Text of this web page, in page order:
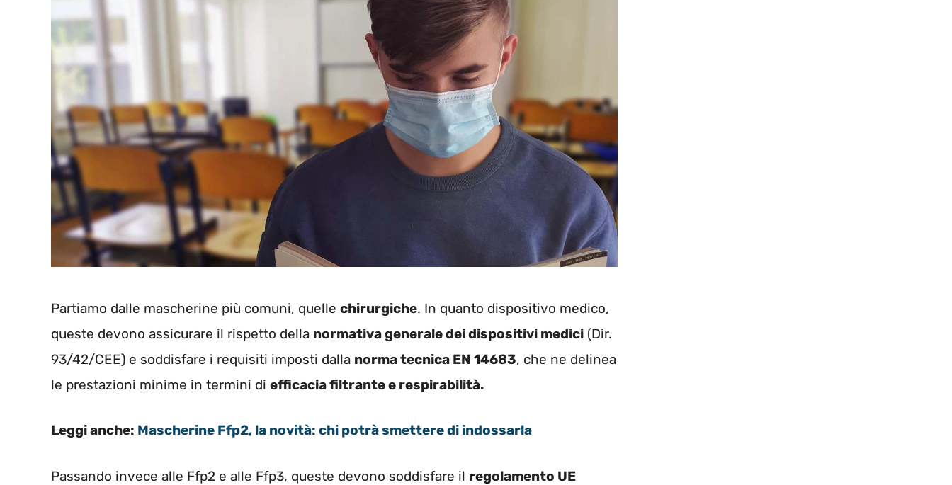
Partiamo dalle mascherine più comuni, quelle chirurgiche. In quanto dispositivo medico,
queste devono assicurare il rispetto della normativa generale dei dispositivi medici (Dir.
93/42/CEE) e soddisfare i requisiti imposti dalla norma tecnica EN 14683, che ne delinea
le prestazioni minime in termini di efficacia filtrante e respirabilità.
Leggi anche: Mascherine Ffp2, la novità: chi potrà smettere di indossarla
Passando invece alle Ffp2 e alle Ffp3, queste devono soddisfare il regolamento UE